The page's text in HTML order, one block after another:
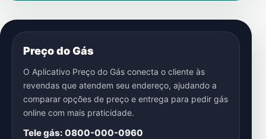
Preço do Gás
O Aplicativo Preço do Gás conecta o cliente às
revendas que atendem seu endereço, ajudando a
comparar opções de preço e entrega para pedir gás
online com mais praticidade.
Tele gás: 0800-000-0960